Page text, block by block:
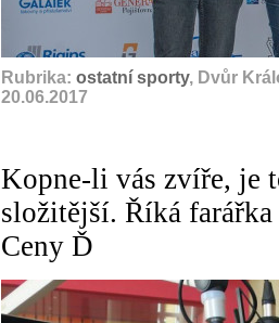
Rubrika: ostatní sporty, Dvůr
20.06.2017
Kopne-li vás zvíře, je
složitější. Říká
Ceny Ď